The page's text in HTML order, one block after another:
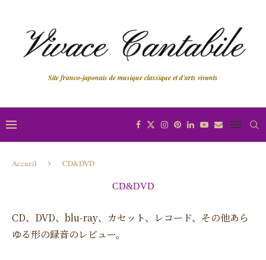
Site franco-japonais de musique classique et d'arts vivants
Accueil CD&DVD
CD&DVD
CD、DVD、blu-ray、カセット、レコード、その他あら
ゆる形の録音のレビュー。